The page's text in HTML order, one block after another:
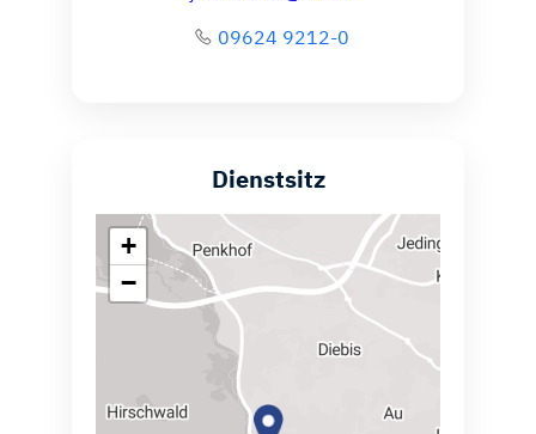
09624 9212-0
Dienstsitz